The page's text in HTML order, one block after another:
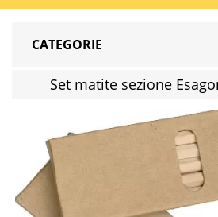
CATEGORIE
Set matite sezione